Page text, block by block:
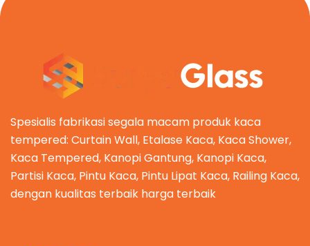
Spesialis fabrikasi segala macam produk kaca
tempered: Curtain Wall, Etalase Kaca, Kaca Shower,
Kaca Tempered, Kanopi Gantung, Kanopi Kaca,
Partisi Kaca, Pintu Kaca, Pintu Lipat Kaca, Railing Kaca,
dengan kualitas terbaik harga terbaik